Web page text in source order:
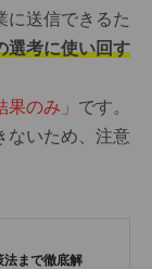
に送信できるた
選考に使い回す
果のみ」 です。
ないため、注意
法まで徹底解